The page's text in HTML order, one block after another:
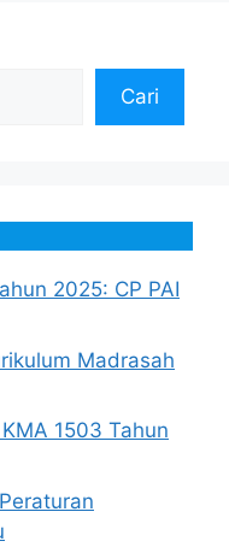
Cari
2025: CP PAI
Madrasah
1503 Tahun